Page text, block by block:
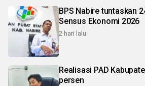
BPS Nabire tuntaskan
Sensus Ekonomi 2026
2 hari lalu
Realisasi PAD
persen